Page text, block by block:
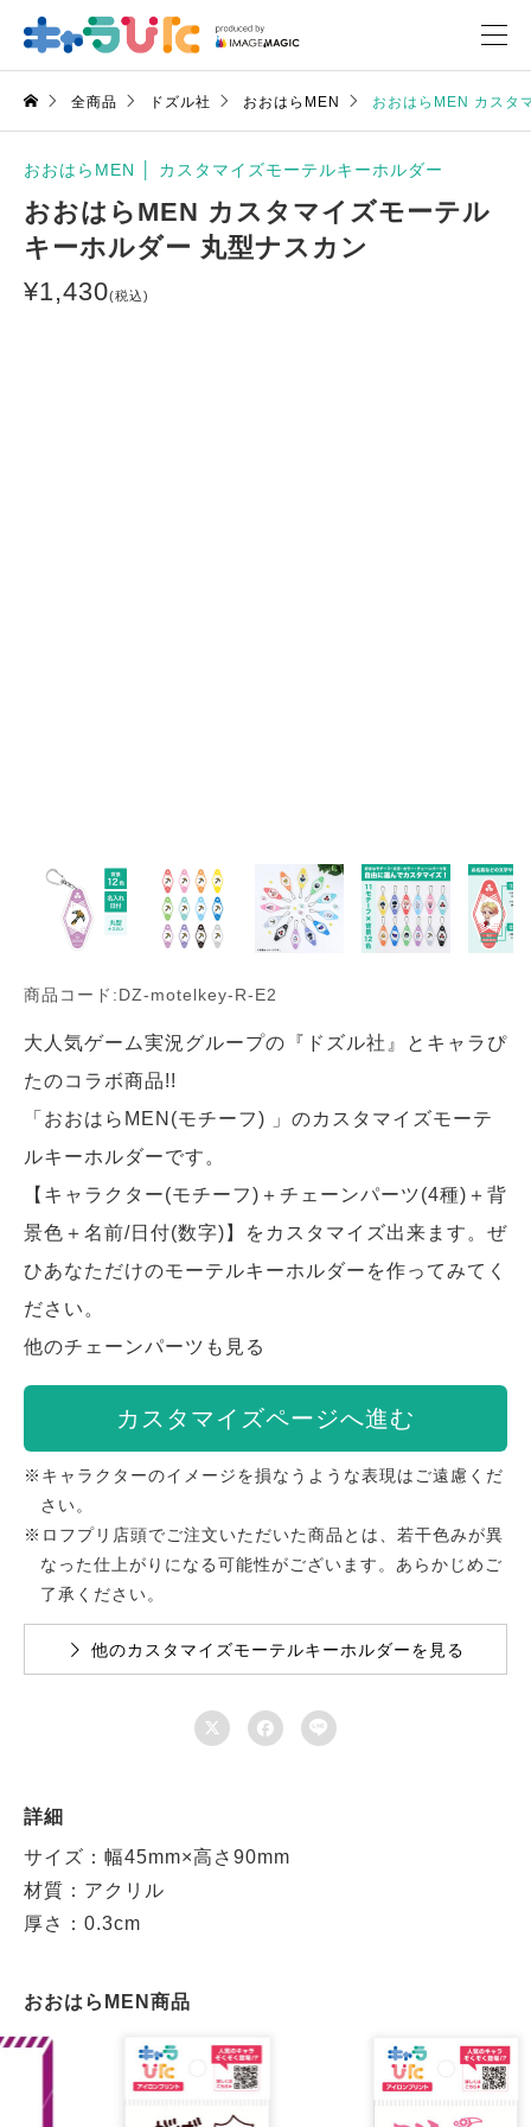
全商品 ドズル社 おおはらMEN おおはらMEN カスタ
おおはらMEN カスタマイズモーテルキーホルダー
おおはらMEN カスタマイズモーテル
キーホルダー 丸型ナスカン
¥1,430(税込)
商品コード:DZ-motelkey-R-E2
大人気ゲーム実況グループの『ドズル社』とキャラぴ
たのコラボ商品!!
「おおはらMEN(モチーフ) 」のカスタマイズモーテ
ルキーホルダーです。
【キャラクター(モチーフ)＋チェーンパーツ(4種)＋背
景色＋名前/日付(数字)】をカスタマイズ出来ます。ぜ
ひあなただけのモーテルキーホルダーを作ってみてく
ださい。
他のチェーンパーツも見る
カスタマイズページへ進む
※キャラクターのイメージを損なうような表現はご遠慮くだ
さい。
※ロフプリ店頭でご注文いただいた商品とは、若干色みが異
なった仕上がりになる可能性がございます。あらかじめご
了承ください。
他のカスタマイズモーテルキーホルダーを見る
  
詳細
サイズ：幅45mm×高さ90mm
材質：アクリル
厚さ：0.3cm
おおはらMEN商品